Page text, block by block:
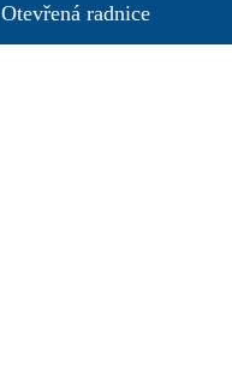
Otevřená radnice